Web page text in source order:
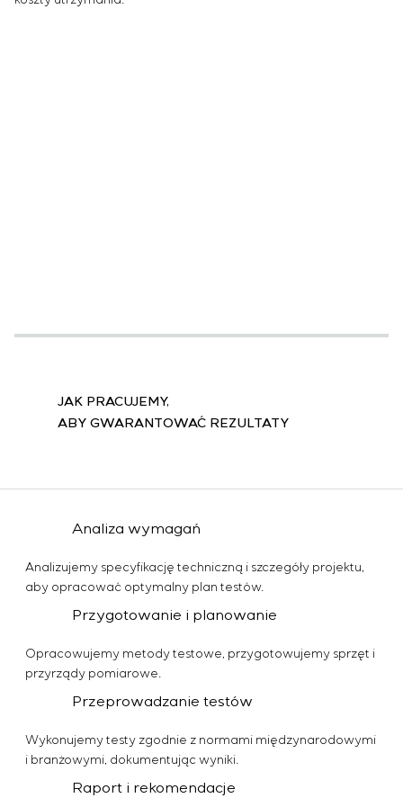
JAK PRACUJEMY,
ABY GWARANTOWAĆ REZULTATY
Analiza wymagań
Analizujemy specyfikację techniczną i szczegóły projektu,
aby opracować optymalny plan testów.
Przygotowanie i planowanie
Opracowujemy metody testowe, przygotowujemy sprzęt i
przyrządy pomiarowe.
Przeprowadzanie testów
Wykonujemy testy zgodnie z normami międzynarodowymi
i branżowymi, dokumentując wyniki.
Raport i rekomendacje